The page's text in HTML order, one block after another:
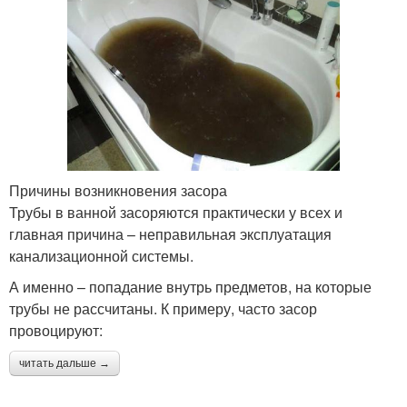
Причины возникновения засора
Трубы в ванной засоряются практически у всех и
главная причина – неправильная эксплуатация
канализационной системы.
А именно – попадание внутрь предметов, на которые
трубы не рассчитаны. К примеру, часто засор
провоцируют:
читать дальше →